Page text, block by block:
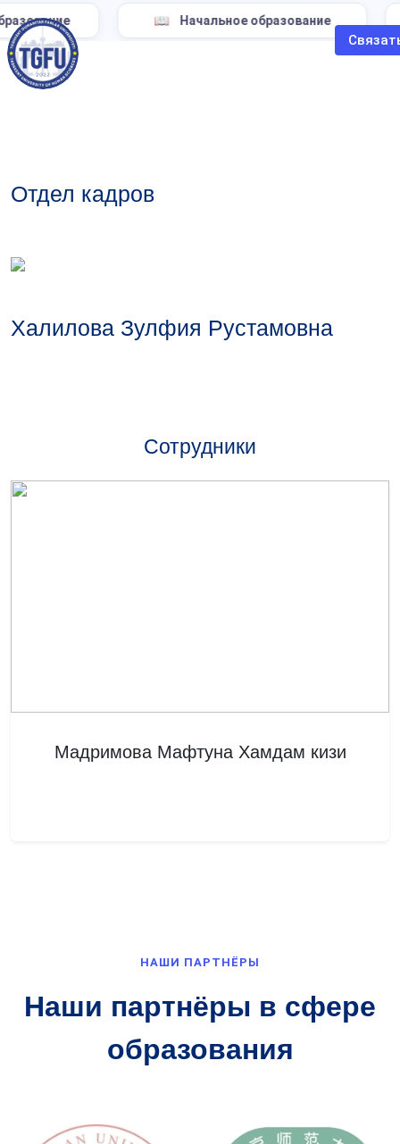
Начальное образование
Отдел кадров
Халилова Зулфия Рустамовна
Сотрудники
Мадримова Мафтуна Хамдам кизи
НАШИ ПАРТНЁРЫ
Наши партнёры в сфере
образования